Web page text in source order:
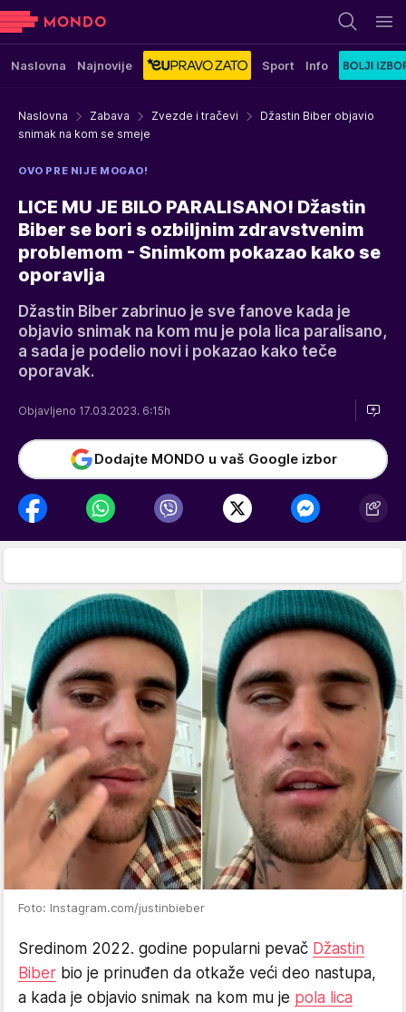
Naslovna Najnovije Sport Info
Naslovna Zabava Zvezde i tračevi
Džastin Biber objavio
snimak na kom se smeje
OVO PRE NIJE MOGAO!
LICE MU JE BILO PARALISANO! Džastin
Biber se bori s ozbiljnim zdravstvenim
problemom - Snimkom pokazao kako se
oporavlja
Džastin Biber zabrinuo je sve fanove kada je
objavio snimak na kom mu je pola lica paralisano,
a sada je podelio novi i pokazao kako teče
oporavak.
Objavljeno 17.03.2023. 6:15h
Dodajte MONDO u vaš Google izbor
Foto: Instagram.com/justinbieber
Sredinom 2022. godine popularni pevač Džastin
Biber bio je prinuđen da otkaže veći deo nastupa,
a kada je objavio snimak na kom mu je pola lica